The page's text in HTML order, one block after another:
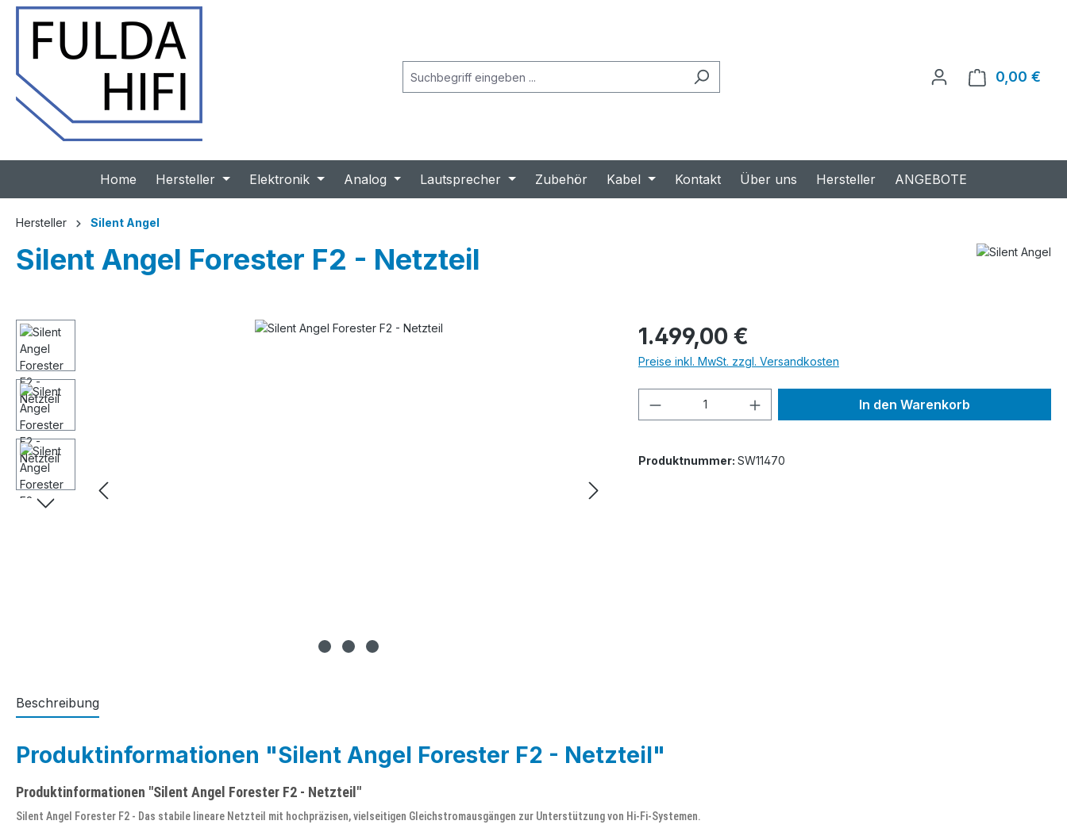
0,00 €
Home Hersteller Elektronik Analog Lautsprecher Zubehör Kabel Kontakt Über uns Hersteller ANGEBOTE
Hersteller Silent Angel
Silent Angel Forester F2 - Netzteil
Bildergalerie überspringen Regulärer Preis:
1.499,00 €
Preise inkl. MwSt. zzgl. Versandkosten
Produkt Anzahl: Gib den gewünschten Wert
In den Warenkorb
Produktnummer: SW11470
Beschreibung
Produktinformationen "Silent Angel Forester F2 - Netzteil"
Produktinformationen "Silent Angel Forester F2 - Netzteil"
Silent Angel Forester F2 - Das stabile lineare Netzteil mit hochpräzisen, vielseitigen Gleichstromausgängen zur Unterstützung von Hi-Fi-Systemen.